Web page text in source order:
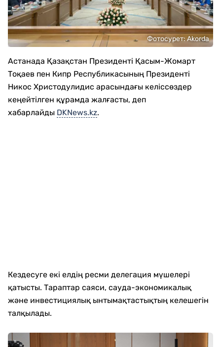
Фотосурет: Аkorda
Астанада Қазақстан Президенті Қасым-Жомарт
Тоқаев пен Кипр Республикасының Президенті
Никос Христодулидис арасындағы келіссөздер
кеңейтілген құрамда жалғасты, деп
хабарлайды DKNews.kz.
Кездесуге екі елдің ресми делегация мүшелері
қатысты. Тараптар саяси, сауда-экономикалық
және инвестициялық ынтымақтастықтың келешегін
талқылады.